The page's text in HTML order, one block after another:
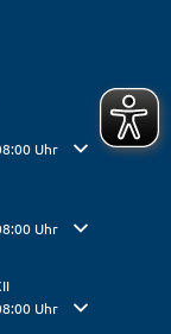
auszublenden
Uhr
auszublenden
Uhr
auszublenden
Uhr